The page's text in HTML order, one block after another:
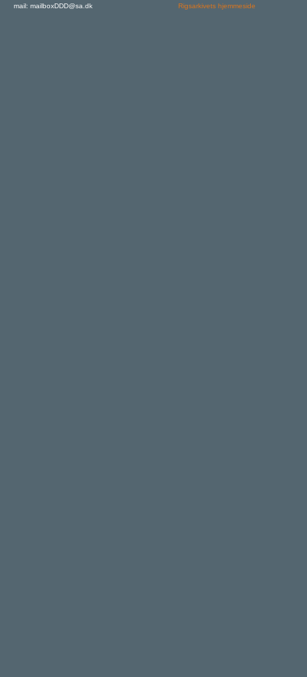
mail: mailboxDDD@sa.dk
Rigsarkivets hjemmeside